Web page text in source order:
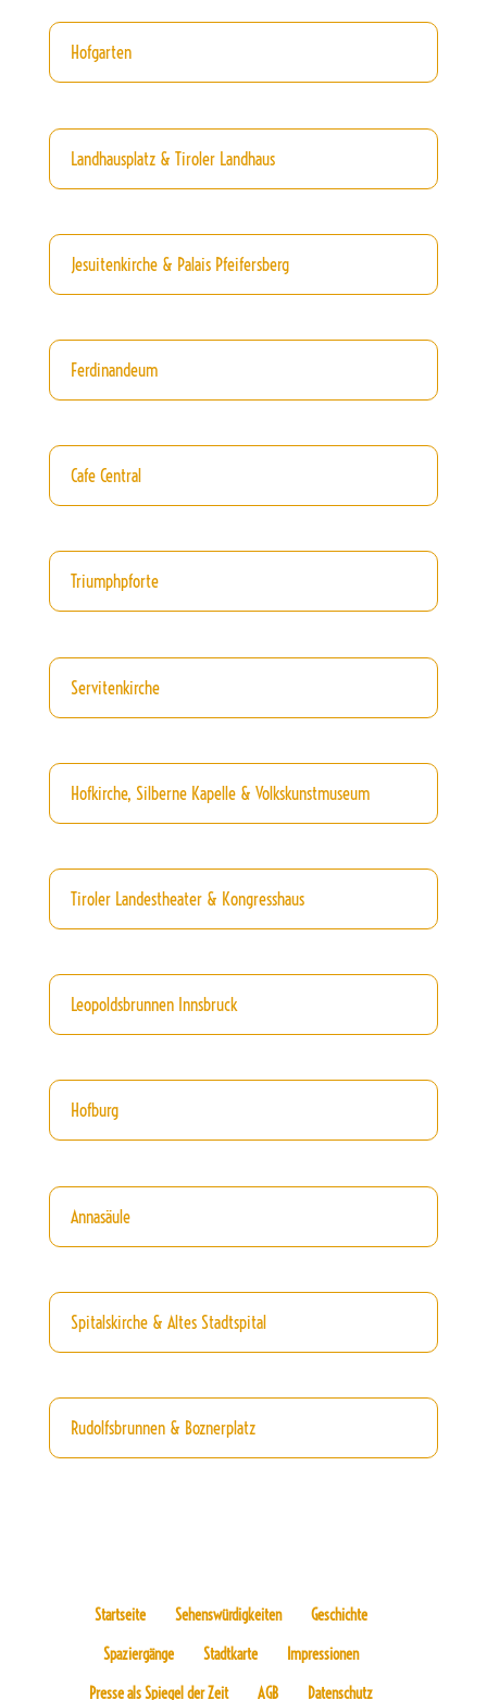
Hofgarten
Landhausplatz & Tiroler Landhaus
Jesuitenkirche & Palais Pfeifersberg
Ferdinandeum
Cafe Central
Triumphpforte
Servitenkirche
Hofkirche, Silberne Kapelle & Volkskunstmuseum
Tiroler Landestheater & Kongresshaus
Leopoldsbrunnen Innsbruck
Hofburg
Annasäule
Spitalskirche & Altes Stadtspital
Rudolfsbrunnen & Boznerplatz
Startseite Sehenswürdigkeiten
Geschichte
Spaziergänge
Stadtkarte
Impressionen
Presse als Spiegel der Zeit
AGB Datenschutz